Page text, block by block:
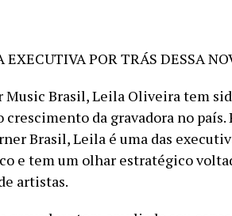
POR TRÁS DESSA
Music Brasil, Leila Oliveira tem
crescimento da gravadora no
Brasil, Leila é uma das
e tem um olhar estratégico
artistas.